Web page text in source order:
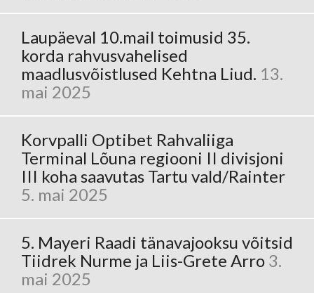
Laupäeval 10.mail toimusid 35.
korda rahvusvahelised
maadlusvõistlused Kehtna Liud. 13.
mai 2025
Korvpalli Optibet Rahvaliiga
Terminal Lõuna regiooni II divisjoni
III koha saavutas Tartu vald/Rainter
5. mai 2025
5. Mayeri Raadi tänavajooksu võitsid
Tiidrek Nurme ja Liis-Grete Arro 3.
mai 2025